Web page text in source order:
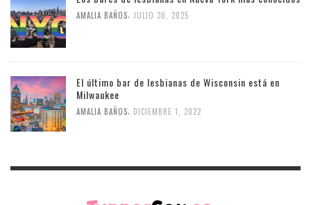
AMALIA BAÑOS JULIO 30, 2025
El último bar de lesbianas de Wisconsin está en
Milwaukee
AMALIA BAÑOS DICIEMBRE 1, 2022